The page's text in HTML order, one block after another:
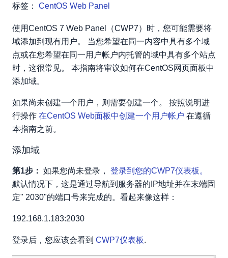
标签： CentOS Web Panel
使用CentOS 7 Web Panel（CWP7）时，您可能需要将
域添加到现有用户。 当您希望在同一内容中具有多个域
点或在您希望在同一用户帐户内托管的域中具有多个站点
时，这很常见。 本指南将审议如何在CentOS网页面板中
添加域。
如果尚未创建一个用户，则需要创建一个。 按照说明进
行操作 在CentOS Web面板中创建一个用户帐户 在遵循
本指南之前。
添加域
第1步： 如果您尚未登录， 登录到您的CWP7仪表板。
默认情况下，这是通过导航到服务器的IP地址并在末端固
定" 2030"的端口号来完成的。看起来像这样：
192.168.1.183:2030
登录后，您应该会看到 CWP7仪表板.